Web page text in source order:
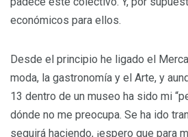
económicos para ellos.
Desde el principio he ligado el
moda, la gastronomía y el Arte, y
13 dentro de un museo ha sido mi
dónde no me preocupa. Se ha ido
seguirá haciendo, ¡espero que para